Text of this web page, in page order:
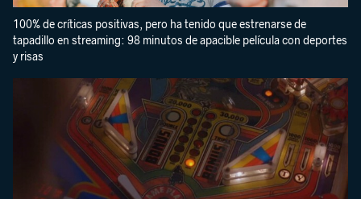
100% de críticas positivas, pero ha tenido que estrenarse de
tapadillo en streaming: 98 minutos de apacible película con deportes
y risas